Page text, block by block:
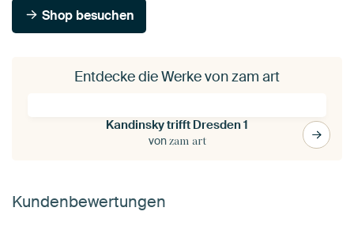
Shop besuchen
Entdecke die Werke von zam art
Kandinsky trifft Dresden 1
vonzam art
Kundenbewertungen